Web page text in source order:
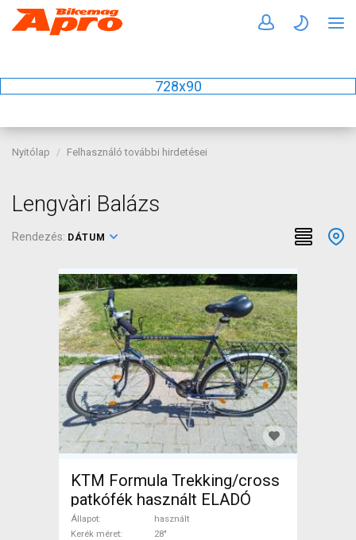
728x90
Nyitólap Felhasználó további hirdetései
Lengvàri Balázs
Rendezés: DÁTUM
KTM Formula Trekking/cross
patkófék használt ELADÓ
Állapot
használt
Kerék méret
28"